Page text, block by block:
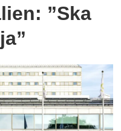
”Ska